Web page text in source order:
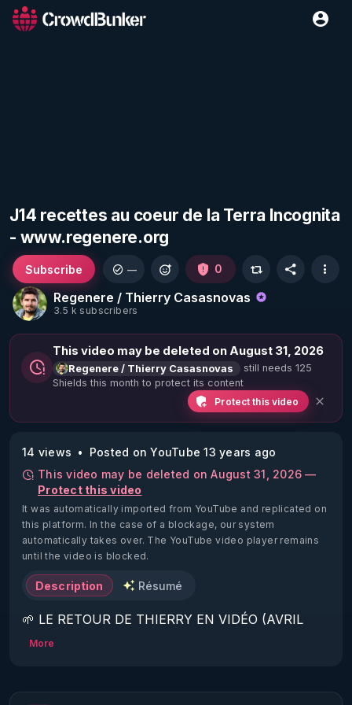
J14 recettes au coeur de la Terra Incognita
- www.regenere.org
Regenere / Thierry Casasnovas
3.5 k subscribers
Subscribe — 0
This video may be deleted on August 31, 2026
Regenere / Thierry Casasnovas
still needs 125
Shields this month to protect its content
Protect this video
14 views
Posted on YouTube 13 years ago
This video may be deleted on August 31, 2026 —
Protect this video
It was automatically imported from YouTube and replicated on
this platform. In the case of a blockage, our system
automatically takes over. The YouTube video player remains
until the video is blocked.
Description Résumé
🌱 LE RETOUR DE THIERRY EN VIDÉO (AVRIL
2022)!
https://www.rgnr.fr/presentation.html
More